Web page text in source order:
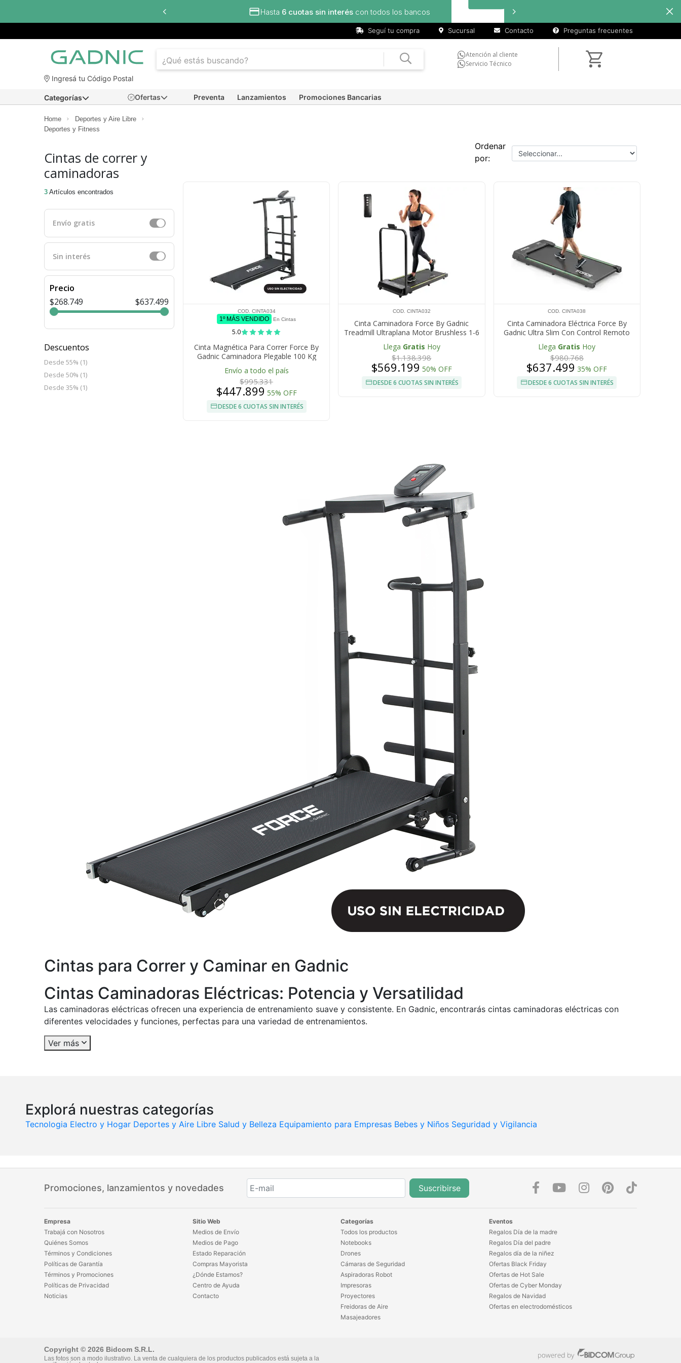
6 cuotas sin interéscon todos los bancos
Seguí tu compra Sucursal Contacto Preguntas frecuentes
Atención al cliente
Servicio Técnico
Ingresá tu Código Postal
Ofertas Preventa Lanzamientos Promociones Bancarias
Categorías
Home
Deportes y Aire Libre
Deportes y Fitness
Cintas de correr y
caminadoras
3 Artículos encontrados
Envío gratis
Sin interés
Precio
$268.749
$637.499
Descuentos
Desde 55% (1)
Desde 50% (1)
Desde 35% (1)
Ordenar
por:
COD. CINTA034
1º MÁS VENDIDO En Cintas
5.0
Cinta Magnética Para Correr Force By
Gadnic Caminadora Plegable 100 Kg
Pantalla Digital Con Soporte Para
Abdominales
Envío a todo el país
$995.331
$447.899 55% OFF
DESDE 6 CUOTAS SIN INTERÉS
COD. CINTA032
Cinta Caminadora Force By Gadnic
Treadmill Ultraplana Motor Brushless 1-6
kmh Display LED Hogar
Llega Gratis Hoy
$1.138.398
$569.199 50% OFF
DESDE 6 CUOTAS SIN INTERÉS
COD. CINTA038
Cinta Caminadora Eléctrica Force By
Gadnic Ultra Slim Con Control Remoto
Plegable Hogar Motor Brushless
Llega Gratis Hoy
$980.768
$637.499 35% OFF
DESDE 6 CUOTAS SIN INTERÉS
Cintas para Correr y Caminar en Gadnic
Cintas Caminadoras Eléctricas: Potencia y Versatilidad
Las caminadoras eléctricas ofrecen una experiencia de entrenamiento suave y consistente. En Gadnic, encontrarás cintas caminadoras eléctricas con
diferentes velocidades y funciones, perfectas para una variedad de entrenamientos.
Ver más
Explorá nuestras categorías
Tecnologia Electro y Hogar Deportes y Aire Libre Salud y Belleza Equipamiento para Empresas Bebes y Niños Seguridad y Vigilancia
Promociones, lanzamientos y novedades Suscribirse
Empresa
Trabajá con Nosotros
Quiénes Somos
Términos y Condiciones
Políticas de Garantía
Términos y Promociones
Políticas de Privacidad
Noticias
Sitio Web
Medios de Envío
Medios de Pago
Estado Reparación
Compras Mayorista
¿Dónde Estamos?
Centro de Ayuda
Contacto
Categorías
Todos los productos
Notebooks
Drones
Cámaras de Seguridad
Aspiradoras Robot
Impresoras
Proyectores
Freidoras de Aire
Masajeadores
Eventos
Regalos Día de la madre
Regalos Día del padre
Regalos día de la niñez
Ofertas Black Friday
Ofertas de Hot Sale
Ofertas de Cyber Monday
Regalos de Navidad
Ofertas en electrodomésticos
Copyright © 2026 Bidcom S.R.L.
Las fotos son a modo ilustrativo. La venta de cualquiera de los productos publicados está sujeta a la